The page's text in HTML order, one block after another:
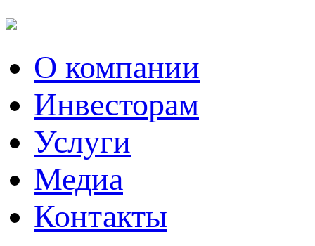
О компании
Инвесторам
Услуги
Медиа
Контакты